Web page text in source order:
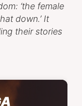
‘the female
down.’ It
their stories